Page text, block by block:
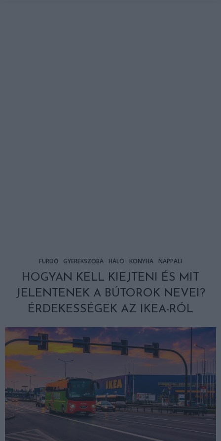
FÜRDŐ GYEREKSZOBA HÁLÓ KONYHA NAPPALI
HOGYAN KELL KIEJTENI ÉS MIT
JELENTENEK A BÚTOROK NEVEI?
ÉRDEKESSÉGEK AZ IKEA-RÓL